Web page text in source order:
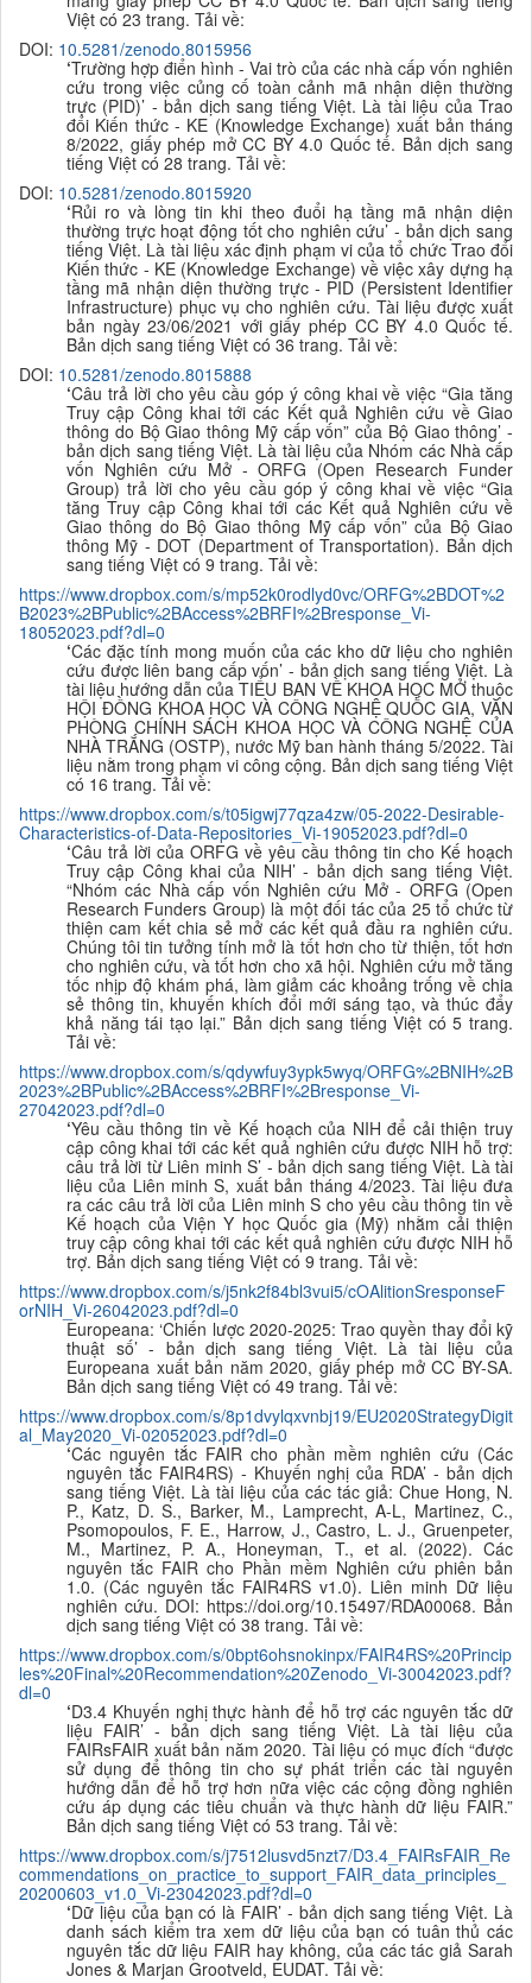
Việt có 23 trang. Tải về:
DOI: 10.5281/zenodo.8015956
‘Trường hợp điển hình - Vai trò của các nhà cấp vốn nghiên
cứu trong việc củng cố toàn cảnh mã nhận diện thường
trực (PID)’ - bản dịch sang tiếng Việt. Là tài liệu của Trao
đổi Kiến thức - KE (Knowledge Exchange) xuất bản tháng
8/2022, giấy phép mở CC BY 4.0 Quốc tế. Bản dịch sang
tiếng Việt có 28 trang. Tải về:
DOI: 10.5281/zenodo.8015920
‘Rủi ro và lòng tin khi theo đuổi hạ tầng mã nhận diện
thường trực hoạt động tốt cho nghiên cứu’ - bản dịch sang
tiếng Việt. Là tài liệu xác định phạm vi của tổ chức Trao đổi
Kiến thức - KE (Knowledge Exchange) về việc xây dựng hạ
tầng mã nhận diện thường trực - PID (Persistent Identifier
Infrastructure) phục vụ cho nghiên cứu. Tài liệu được xuất
bản ngày 23/06/2021 với giấy phép CC BY 4.0 Quốc tế.
Bản dịch sang tiếng Việt có 36 trang. Tải về:
DOI: 10.5281/zenodo.8015888
‘Câu trả lời cho yêu cầu góp ý công khai về việc “Gia tăng
Truy cập Công khai tới các Kết quả Nghiên cứu về Giao
thông do Bộ Giao thông Mỹ cấp vốn” của Bộ Giao thông’ -
bản dịch sang tiếng Việt. Là tài liệu của Nhóm các Nhà cấp
vốn Nghiên cứu Mở - ORFG (Open Research Funder
Group) trả lời cho yêu cầu góp ý công khai về việc “Gia
tăng Truy cập Công khai tới các Kết quả Nghiên cứu về
Giao thông do Bộ Giao thông Mỹ cấp vốn” của Bộ Giao
thông Mỹ - DOT (Department of Transportation). Bản dịch
sang tiếng Việt có 9 trang. Tải về:
https://www.dropbox.com/s/mp52k0rodlyd0vc/ORFG%2BDOT%2
B2023%2BPublic%2BAccess%2BRFI%2Bresponse_Vi-
18052023.pdf?dl=0
‘Các đặc tính mong muốn của các kho dữ liệu cho nghiên
cứu được liên bang cấp vốn’ - bản dịch sang tiếng Việt. Là
tài liệu hướng dẫn của TIỂU BAN VỀ KHOA HỌC MỞ thuộc
HỘI ĐỒNG KHOA HỌC VÀ CÔNG NGHỆ QUỐC GIA, VĂN
PHÒNG CHÍNH SÁCH KHOA HỌC VÀ CÔNG NGHỆ CỦA
NHÀ TRẮNG (OSTP), nước Mỹ ban hành tháng 5/2022. Tài
liệu nằm trong phạm vi công cộng. Bản dịch sang tiếng Việt
có 16 trang. Tải về:
https://www.dropbox.com/s/t05igwj77qza4zw/05-2022-Desirable-
Characteristics-of-Data-Repositories_Vi-19052023.pdf?dl=0
‘Câu trả lời của ORFG về yêu cầu thông tin cho Kế hoạch
Truy cập Công khai của NIH’ - bản dịch sang tiếng Việt.
“Nhóm các Nhà cấp vốn Nghiên cứu Mở - ORFG (Open
Research Funders Group) là một đối tác của 25 tổ chức từ
thiện cam kết chia sẻ mở các kết quả đầu ra nghiên cứu.
Chúng tôi tin tưởng tính mở là tốt hơn cho từ thiện, tốt hơn
cho nghiên cứu, và tốt hơn cho xã hội. Nghiên cứu mở tăng
tốc nhịp độ khám phá, làm giảm các khoảng trống về chia
sẻ thông tin, khuyến khích đổi mới sáng tạo, và thúc đẩy
khả năng tái tạo lại.” Bản dịch sang tiếng Việt có 5 trang.
Tải về:
https://www.dropbox.com/s/qdywfuy3ypk5wyq/ORFG%2BNIH%2B
2023%2BPublic%2BAccess%2BRFI%2Bresponse_Vi-
27042023.pdf?dl=0
‘Yêu cầu thông tin về Kế hoạch của NIH để cải thiện truy
cập công khai tới các kết quả nghiên cứu được NIH hỗ trợ:
câu trả lời từ Liên minh S’ - bản dịch sang tiếng Việt. Là tài
liệu của Liên minh S, xuất bản tháng 4/2023. Tài liệu đưa
ra các câu trả lời của Liên minh S cho yêu cầu thông tin về
Kế hoạch của Viện Y học Quốc gia (Mỹ) nhằm cải thiện
truy cập công khai tới các kết quả nghiên cứu được NIH hỗ
trợ. Bản dịch sang tiếng Việt có 9 trang. Tải về:
https://www.dropbox.com/s/j5nk2f84bl3vui5/cOAlitionSresponseF
orNIH_Vi-26042023.pdf?dl=0
Europeana: ‘Chiến lược 2020-2025: Trao quyền thay đổi kỹ
thuật số’ - bản dịch sang tiếng Việt. Là tài liệu của
Europeana xuất bản năm 2020, giấy phép mở CC BY-SA.
Bản dịch sang tiếng Việt có 49 trang. Tải về:
https://www.dropbox.com/s/8p1dvylqxvnbj19/EU2020StrategyDigit
al_May2020_Vi-02052023.pdf?dl=0
‘Các nguyên tắc FAIR cho phần mềm nghiên cứu (Các
nguyên tắc FAIR4RS) - Khuyến nghị của RDA’ - bản dịch
sang tiếng Việt. Là tài liệu của các tác giả: Chue Hong, N.
P., Katz, D. S., Barker, M., Lamprecht, A-L, Martinez, C.,
Psomopoulos, F. E., Harrow, J., Castro, L. J., Gruenpeter,
M., Martinez, P. A., Honeyman, T., et al. (2022). Các
nguyên tắc FAIR cho Phần mềm Nghiên cứu phiên bản
1.0. (Các nguyên tắc FAIR4RS v1.0). Liên minh Dữ liệu
nghiên cứu. DOI: https://doi.org/10.15497/RDA00068. Bản
dịch sang tiếng Việt có 38 trang. Tải về:
https://www.dropbox.com/s/0bpt6ohsnokinpx/FAIR4RS%20Princip
les%20Final%20Recommendation%20Zenodo_Vi-30042023.pdf?
dl=0
‘D3.4 Khuyến nghị thực hành để hỗ trợ các nguyên tắc dữ
liệu FAIR’ - bản dịch sang tiếng Việt. Là tài liệu của
FAIRsFAIR xuất bản năm 2020. Tài liệu có mục đích “được
sử dụng để thông tin cho sự phát triển các tài nguyên
hướng dẫn để hỗ trợ hơn nữa việc các cộng đồng nghiên
cứu áp dụng các tiêu chuẩn và thực hành dữ liệu FAIR.”
Bản dịch sang tiếng Việt có 53 trang. Tải về:
https://www.dropbox.com/s/j7512lusvd5nzt7/D3.4_FAIRsFAIR_Re
commendations_on_practice_to_support_FAIR_data_principles_
20200603_v1.0_Vi-23042023.pdf?dl=0
‘Dữ liệu của bạn có là FAIR’ - bản dịch sang tiếng Việt. Là
danh sách kiểm tra xem dữ liệu của bạn có tuân thủ các
nguyên tắc dữ liệu FAIR hay không, của các tác giả Sarah
Jones & Marjan Grootveld, EUDAT. Tải về: